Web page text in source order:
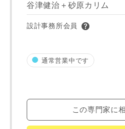
谷津健治＋砂原カリム
設計事務所会員
通常営業中です
この専門家に
同居する家族構成
た情報を利用します。
当社はお客様からいただいた個人
た専門家へ提供すること、または